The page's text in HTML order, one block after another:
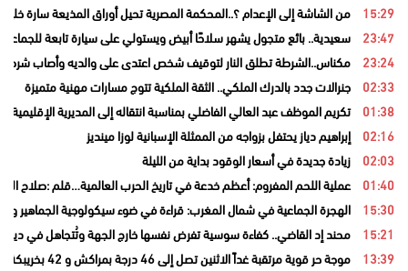
15:29 من الشاشة إلى الإعدام ؟..المحكمة المصرية تحيل أوراق المذيعة سارة
23:47 سعيدية.. بائع متجول يشهر سلاحًا أبيض ويستولي على سيارة تابعة للجماعة
23:24 مكناس..الشرطة تطلق النار لتوقيف شخص اعتدى على والديه وأصاب شرطيا
02:33 جنرالات جدد بالدرك الملكي.. الثقة الملكية تتوج مسارات مهنية متميزة
01:38 تكريم الموظف عبد العالي الفاضلي بمناسبة انتقاله إلى المديرية الإقليمية
02:16 إبراهيم دياز يحتفل بزواجه من الممثلة الإسبانية لوزا مينديز
02:03 زيادة جديدة في أسعار الوقود بداية من الليلة
01:40 عملية اللحم المفروم: أعظم خدعة في تاريخ الحرب العالمية…قلم :صلاح
15:30 الهجرة الجماعية في شمال المغرب: قراءة في ضوء سيكولوجية الجماهير
15:21 محند إد القاضي.. كفاءة سوسية تفرض نفسها خارج الجهة وتُتجاهل في
13:39 موجة حر قوية مرتقبة غداً الاثنين تصل إلى 46 درجة بمراكش و 42 بخريبكة وبني ملال …ازيلال 41